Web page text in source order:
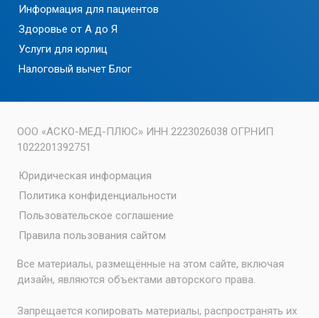
Информация для пациентов
Здоровье от А до Я
Услуги для юрлиц
Налоговый вычет Блог
ООО «АСКО-МЕД-ПЛЮС» ИНН 2223026038 ОГРНИП
1022201392751
Юридическая информация
Политика конфиденциальности
Пользовательское соглашение
Правила пользования сайтом
Все материалы, размещённые на этом сайте, включая
дизайн, являются объектами авторского права.
Запрещается копировать материалы, распространять их